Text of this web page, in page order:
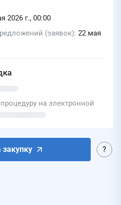
2026 г., 00:00
(заявок) 22 мая
на электронной
закупку